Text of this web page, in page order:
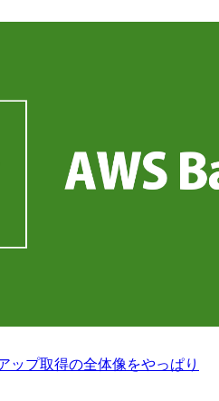
ップ取得の全体像をやっぱり